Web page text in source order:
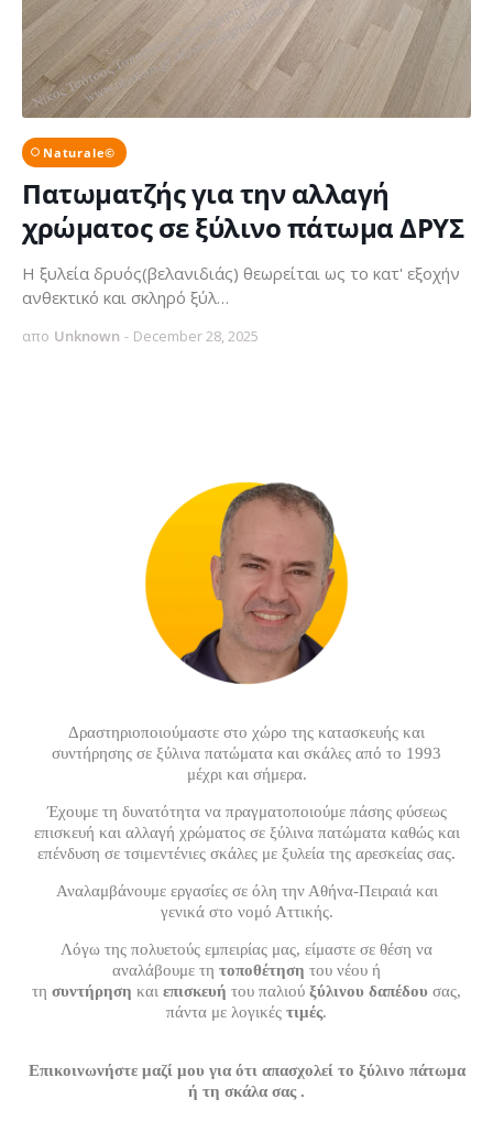
Naturale©
Πατωματζής για την αλλαγή
χρώματος σε ξύλινο πάτωμα ΔΡΥΣ
Η ξυλεία δρυός(βελανιδιάς) θεωρείται ως το κατ' εξοχήν
ανθεκτικό και σκληρό ξύλ…
απο Unknown - December 28, 2025
Δραστηριοποιούμαστε στο χώρο της κατασκευής και
συντήρησης σε ξύλινα πατώματα και σκάλες από το 1993
μέχρι και σήμερα.
Έχουμε τη δυνατότητα να πραγματοποιούμε πάσης φύσεως
επισκευή και αλλαγή χρώματος σε ξύλινα πατώματα καθώς και
επένδυση σε τσιμεντένιες σκάλες με ξυλεία της αρεσκείας σας.
Αναλαμβάνουμε εργασίες σε όλη την Αθήνα-Πειραιά και
γενικά στο νομό Αττικής.
Λόγω της πολυετούς εμπειρίας μας, είμαστε σε θέση να
αναλάβουμε τη τοποθέτηση του νέου ή
τη συντήρηση και επισκευή του παλιού ξύλινου δαπέδου σας,
πάντα με λογικές τιμές.
Επικοινωνήστε μαζί μου για ότι απασχολεί το ξύλινο πάτωμα
ή τη σκάλα σας .